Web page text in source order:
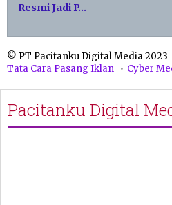
Resmi Jadi P…
© PT Pacitanku Digital Media 2023
Tata Cara Pasang Iklan
Cyber
Pacitanku Digital